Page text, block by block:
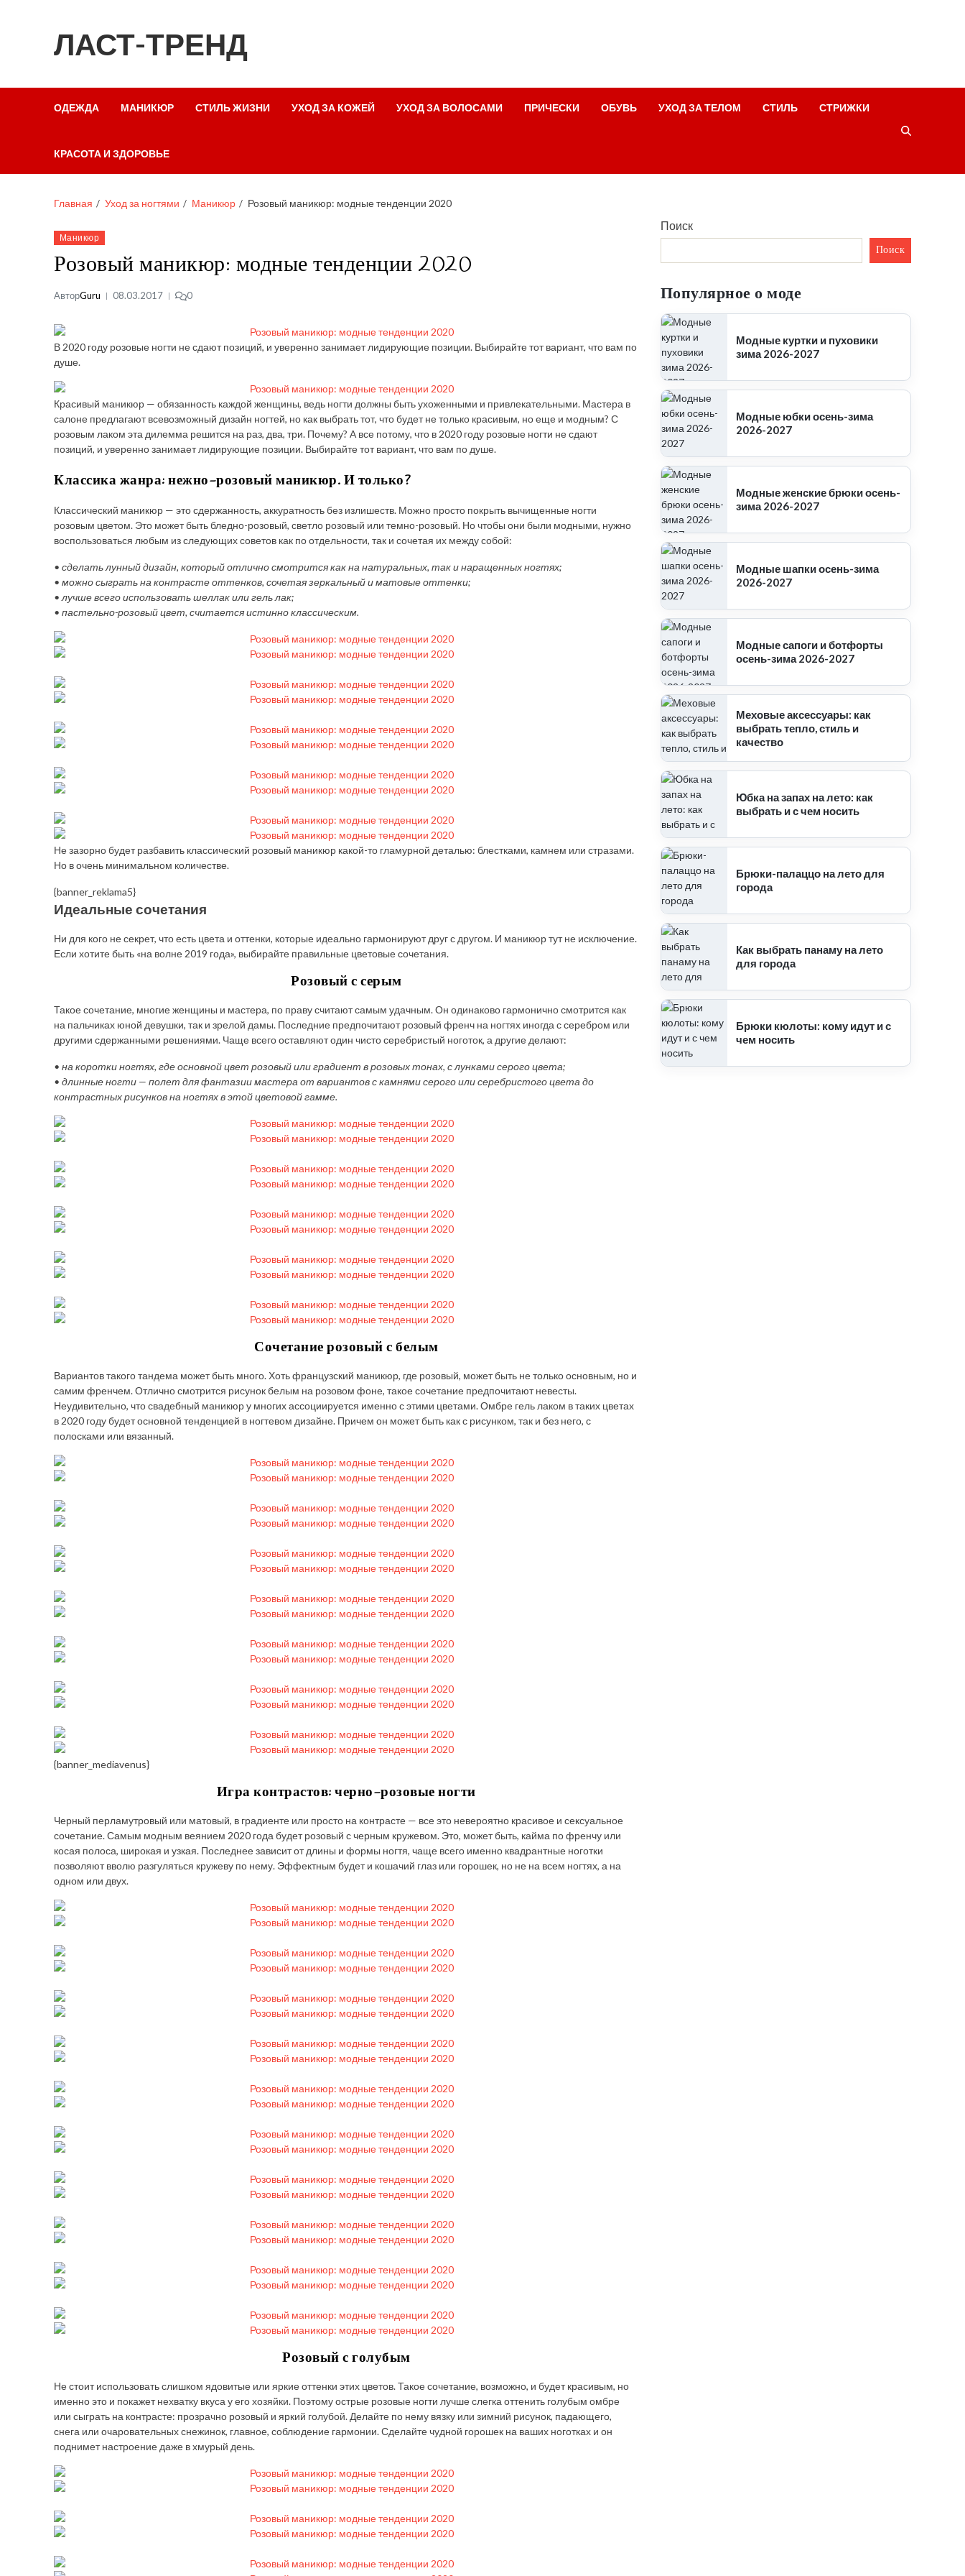
ЛАСТ-ТРЕНД
ОДЕЖДА МАНИКЮР СТИЛЬ ЖИЗНИ УХОД ЗА КОЖЕЙ УХОД ЗА ВОЛОСАМИ ПРИЧЕСКИ ОБУВЬ УХОД ЗА ТЕЛОМ СТИЛЬ СТРИЖКИ
КРАСОТА И ЗДОРОВЬЕ
Главная Уход за ногтями Маникюр Розовый маникюр: модные тенденции 2020
Маникюр
Розовый маникюр: модные тенденции 2020
АвторGuru 08.03.2017 0
В 2020 году розовые ногти не сдают позиций, и уверенно занимает лидирующие позиции. Выбирайте тот вариант, что вам по
душе.
Красивый маникюр — обязанность каждой женщины, ведь ногти должны быть ухоженными и привлекательными. Мастера в
салоне предлагают всевозможный дизайн ногтей, но как выбрать тот, что будет не только красивым, но еще и модным? С
розовым лаком эта дилемма решится на раз, два, три. Почему? А все потому, что в 2020 году розовые ногти не сдают
позиций, и уверенно занимает лидирующие позиции. Выбирайте тот вариант, что вам по душе.
Классика жанра: нежно-розовый маникюр. И только?
Классический маникюр — это сдержанность, аккуратность без излишеств. Можно просто покрыть вычищенные ногти
розовым цветом. Это может быть бледно-розовый, светло розовый или темно-розовый. Но чтобы они были модными, нужно
воспользоваться любым из следующих советов как по отдельности, так и сочетая их между собой:
• сделать лунный дизайн, который отлично смотрится как на натуральных, так и наращенных ногтях;
• можно сыграть на контрасте оттенков, сочетая зеркальный и матовые оттенки;
• лучше всего использовать шеллак или гель лак;
• пастельно-розовый цвет, считается истинно классическим.
Не зазорно будет разбавить классический розовый маникюр какой-то гламурной деталью: блестками, камнем или стразами.
Но в очень минимальном количестве.
{banner_reklama5}
Идеальные сочетания
Ни для кого не секрет, что есть цвета и оттенки, которые идеально гармонируют друг с другом. И маникюр тут не исключение.
Если хотите быть «на волне 2019 года», выбирайте правильные цветовые сочетания.
Розовый с серым
Такое сочетание, многие женщины и мастера, по праву считают самым удачным. Он одинаково гармонично смотрится как
на пальчиках юной девушки, так и зрелой дамы. Последние предпочитают розовый френч на ногтях иногда с серебром или
другими сдержанными решениями. Чаще всего оставляют один чисто серебристый ноготок, а другие делают:
• на коротки ногтях, где основной цвет розовый или градиент в розовых тонах, с лунками серого цвета;
• длинные ногти — полет для фантазии мастера от вариантов с камнями серого или серебристого цвета до
контрастных рисунков на ногтях в этой цветовой гамме.
Сочетание розовый с белым
Вариантов такого тандема может быть много. Хоть французский маникюр, где розовый, может быть не только основным, но и
самим френчем. Отлично смотрится рисунок белым на розовом фоне, такое сочетание предпочитают невесты.
Неудивительно, что свадебный маникюр у многих ассоциируется именно с этими цветами. Омбре гель лаком в таких цветах
в 2020 году будет основной тенденцией в ногтевом дизайне. Причем он может быть как с рисунком, так и без него, с
полосками или вязанный.
{banner_mediavenus}
Игра контрастов: черно-розовые ногти
Черный перламутровый или матовый, в градиенте или просто на контрасте — все это невероятно красивое и сексуальное
сочетание. Самым модным веянием 2020 года будет розовый с черным кружевом. Это, может быть, кайма по френчу или
косая полоса, широкая и узкая. Последнее зависит от длины и формы ногтя, чаще всего именно квадрантные ноготки
позволяют вволю разгуляться кружеву по нему. Эффектным будет и кошачий глаз или горошек, но не на всем ногтях, а на
одном или двух.
Розовый с голубым
Не стоит использовать слишком ядовитые или яркие оттенки этих цветов. Такое сочетание, возможно, и будет красивым, но
именно это и покажет нехватку вкуса у его хозяйки. Поэтому острые розовые ногти лучше слегка оттенить голубым омбре
или сыграть на контрасте: прозрачно розовый и яркий голубой. Делайте по нему вязку или зимний рисунок, падающего,
снега или очаровательных снежинок, главное, соблюдение гармонии. Сделайте чудной горошек на ваших ноготках и он
поднимет настроение даже в хмурый день.
Поиск
Поиск
Популярное о моде
Модные куртки и пуховики
зима 2026-2027
Модные юбки осень-зима
2026-2027
Модные женские брюки осень-
зима 2026-2027
Модные шапки осень-зима
2026-2027
Модные сапоги и ботфорты
осень-зима 2026-2027
Меховые аксессуары: как
выбрать тепло, стиль и
качество
Юбка на запах на лето: как
выбрать и с чем носить
Брюки-палаццо на лето для
города
Как выбрать панаму на лето
для города
Брюки кюлоты: кому идут и с
чем носить